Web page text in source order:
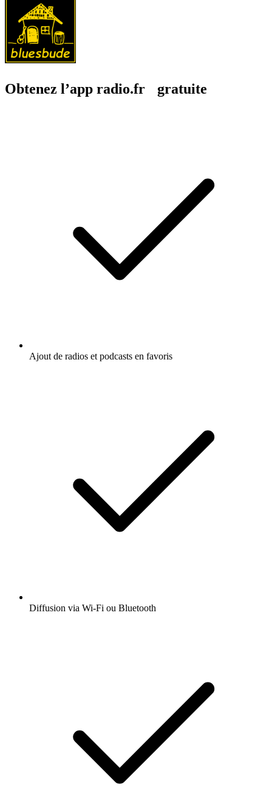
Obtenez l’app radio.fr gratuite
Ajout de radios et podcasts en favoris
Diffusion via Wi-Fi ou Bluetooth